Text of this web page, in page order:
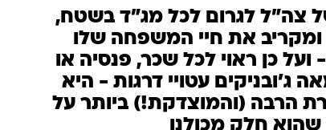
צה"ל לגרום לכל מג"ד בשטח,
ומקריב את חיי המשפחה שלו
ועל כן ראוי לכל שכר, פנסיה או
ג'ובניקים עטויי דרגות - היא
הרבה (והמוצדקת!) ביותר על